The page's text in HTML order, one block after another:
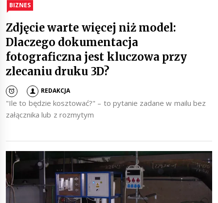
BIZNES
Zdjęcie warte więcej niż model:
Dlaczego dokumentacja
fotograficzna jest kluczowa przy
zlecaniu druku 3D?
REDAKCJA
"Ile to będzie kosztować?" – to pytanie zadane w mailu bez
załącznika lub z rozmytym